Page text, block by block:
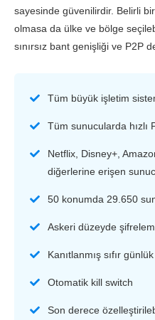
sayesinde güvenilirdir. Belirli
olmasa da ülke ve bölge
sınırsız bant genişliği ve P2P
Tüm büyük işletim
Tüm sunucularda hızlı
Netflix, Disney+,
diğerlerine erişen
50 konumda 29.650
Askeri düzeyde
Kanıtlanmış sıfır
Otomatik kill switch
Son derece